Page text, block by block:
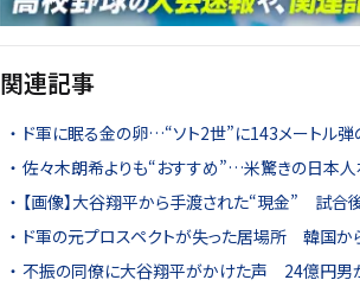
関連記事
ド軍に眠る金の卵…“ソト2世”に143メートル
佐々木朗希よりも“おすすめ”…米驚きの日本
【画像】大谷翔平から手渡された“現金” 試合
ド軍の元プロスペクトが失った居場所 韓国か
不振の同僚に大谷翔平がかけた声 24億円男